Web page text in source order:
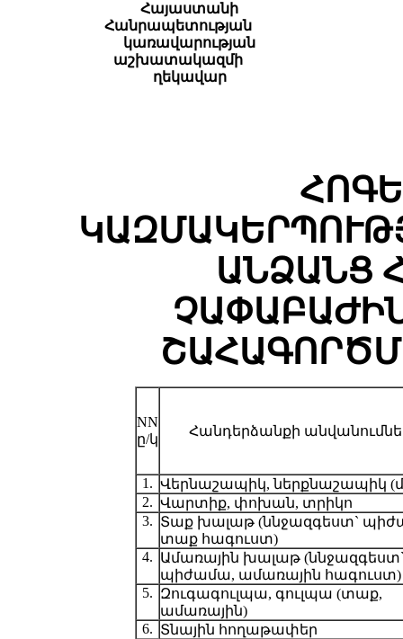
Հայաստանի
Հանրապետության
կառավարության
աշխատակազմի
ղեկավար
ԱՆՁԱՆՑ
NN
ը/կ
Հանդերձանքի
1. Վերնաշապիկ, ներքնաշապիկ
2. Վարտիք, փոխան, տրիկո
3. Տաք խալաթ (ննջազգեստ`
տաք հագուստ)
4. Ամառային խալաթ
պիժամա, ամառային հագուստ)
5. Զուգագուլպա, գուլպա (տաք,
ամառային)
6. Տնային հողաթափեր